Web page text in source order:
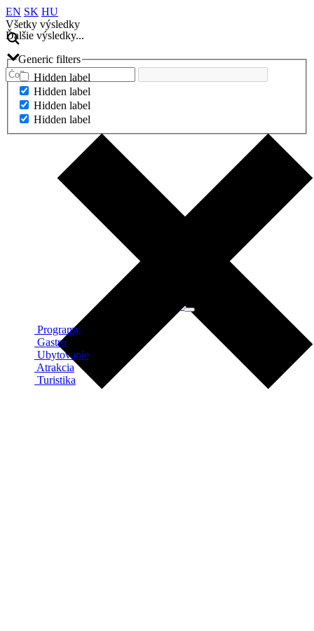
EN SK HU
Všetky výsledky
Ďalšie výsledky...
Generic filters
Hidden label
Hidden label
Hidden label
Hidden label
Programy
Gastro
Ubytovanie
Atrakcia
Turistika